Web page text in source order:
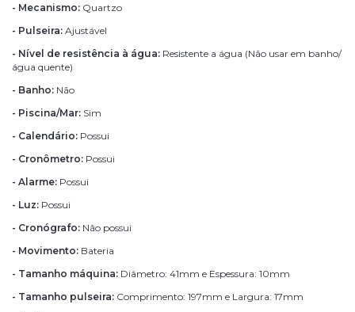
- Mecanismo: Quartzo
- Pulseira: Ajustável
- Nível de resistência à água: Resistente a água (Não usar em banho/
água quente)
- Banho: Não
- Piscina/Mar: Sim
- Calendário: Possui
- Cronômetro: Possui
- Alarme: Possui
- Luz: Possui
- Cronógrafo: Não possui
- Movimento: Bateria
- Tamanho máquina: Diâmetro: 41mm e Espessura: 10mm
- Tamanho pulseira: Comprimento: 197mm e Largura: 17mm